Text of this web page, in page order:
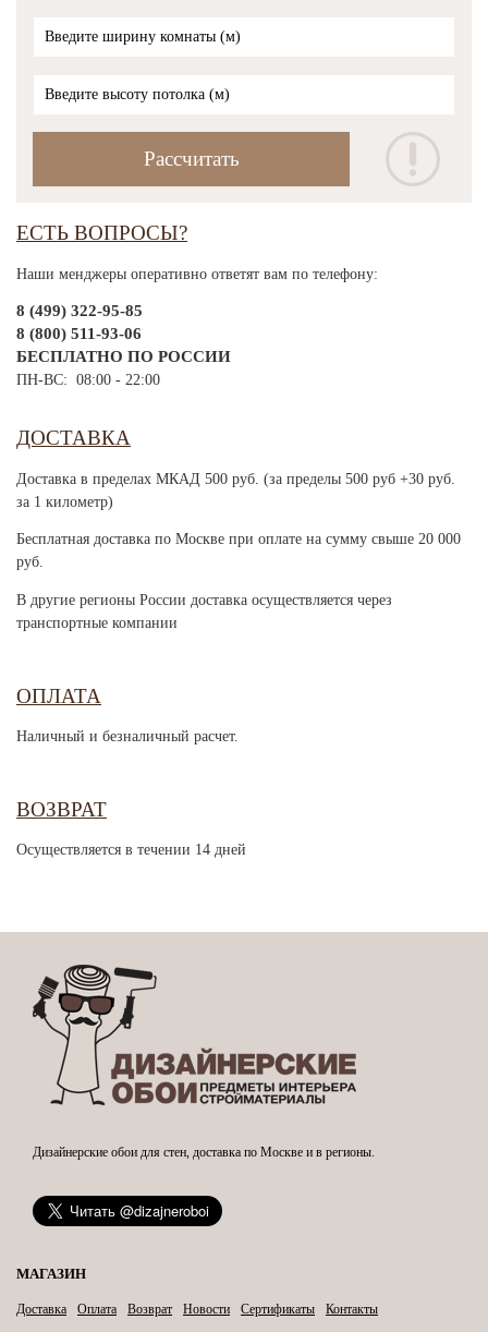
ЕСТЬ ВОПРОСЫ?
Наши менджеры оперативно ответят вам по телефону:
8 (499) 322-95-85
8 (800) 511-93-06
БЕСПЛАТНО ПО РОССИИ
ПН-ВС: 08:00 - 22:00
ДОСТАВКА
Доставка в пределах МКАД 500 руб. (за пределы 500 руб +30 руб.
за 1 километр)
Бесплатная доставка по Москве при оплате на сумму свыше 20 000
руб.
В другие регионы России доставка осуществляется через
транспортные компании
ОПЛАТА
Наличный и безналичный расчет.
ВОЗВРАТ
Осуществляется в течении 14 дней
Дизайнерские обои для стен, доставка по Москве и в регионы.
МАГАЗИН
Доставка Оплата Возврат Новости Сертификаты Контакты